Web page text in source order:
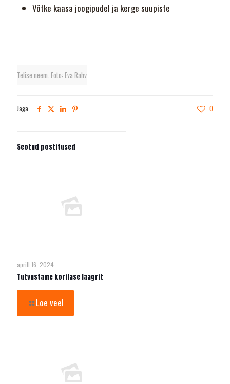
Võtke kaasa joogipudel ja kerge suupiste
Telise neem. Foto: Eva Rahv
Jaga 0
Seotud postitused
aprill 16, 2024
Tutvustame korilase laagrit
Loe veel